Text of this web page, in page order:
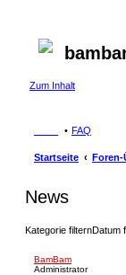
Zum Inhalt
FAQ
Startseite Foren-
News
Kategorie filternDatum
BamBam
Administrator